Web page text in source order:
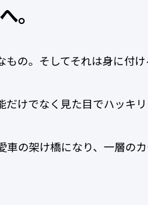
。
の。そしてそれは身に付
けでなく見た目でハッキ
の架け橋になり、一層の